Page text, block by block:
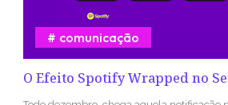
O Efeito Spotify Wrapped no
comunicação